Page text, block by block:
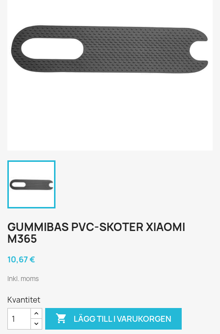
GUMMIBAS PVC-SKOTER XIAOMI
M365
10,67 €
Inkl. moms
Kvantitet
 LÄGG TILL I VARUKORGEN